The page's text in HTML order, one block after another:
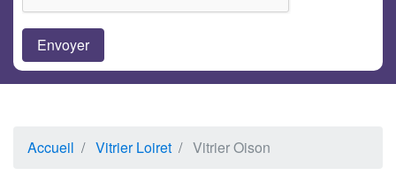
Accueil Vitrier Loiret Vitrier Oison